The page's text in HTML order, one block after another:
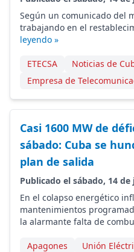
Según un comunicado del
trabajando en el
leyendo »
ETECSA Noticias de
Empresa de
Casi 1600 MW de
sábado: Cuba se
plan de salida
Publicado el sábado, 14 de
En el colapso energético
mantenimientos
la alarmante falta de
Apagones Unión